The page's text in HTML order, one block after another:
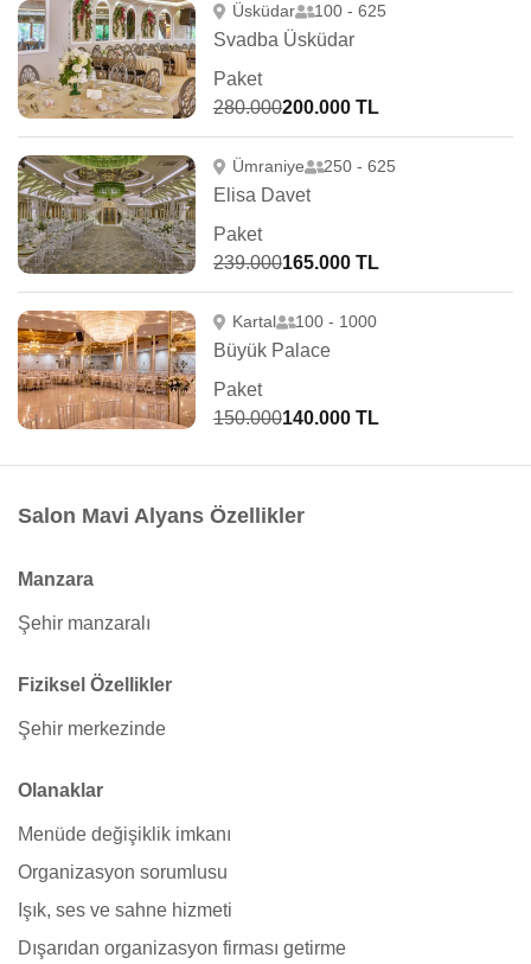
Üsküdar 100 - 625
Svadba Üsküdar
Paket
280.000200.000 TL
Ümraniye 250 - 625
Elisa Davet
Paket
239.000165.000 TL
Kartal 100 - 1000
Büyük Palace
Paket
150.000140.000 TL
Salon Mavi Alyans Özellikler
Manzara
Şehir manzaralı
Fiziksel Özellikler
Şehir merkezinde
Olanaklar
Menüde değişiklik imkanı
Organizasyon sorumlusu
Işık, ses ve sahne hizmeti
Dışarıdan organizasyon firması getirme